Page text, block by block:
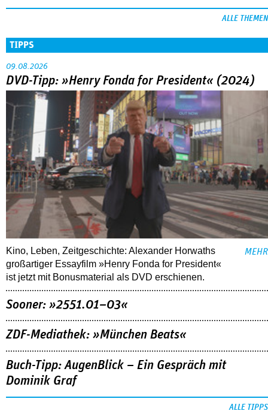
ALLE THEMEN
TIPPS
09.08.2026
DVD-Tipp: »Henry Fonda for President« (2024)
Kino, Leben, Zeitgeschichte: Alexander Horwaths
großartiger Essayfilm »Henry Fonda for President«
ist jetzt mit Bonusmaterial als DVD erschienen.
MEHR
Sooner: »2551.01–03«
ZDF-Mediathek: »München Beats«
Buch-Tipp: AugenBlick – Ein Gespräch mit
Dominik Graf
ALLE TIPPS